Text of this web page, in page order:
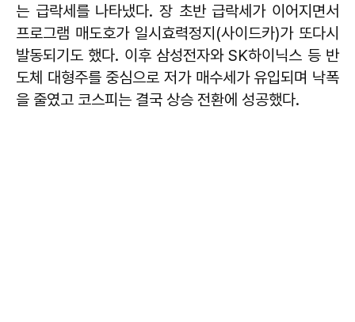
는 급락세를 나타냈다. 장 초반 급락세가 이어지면서
프로그램 매도호가 일시효력정지(사이드카)가 또다시
발동되기도 했다. 이후 삼성전자와 SK하이닉스 등 반
도체 대형주를 중심으로 저가 매수세가 유입되며 낙폭
을 줄였고 코스피는 결국 상승 전환에 성공했다.